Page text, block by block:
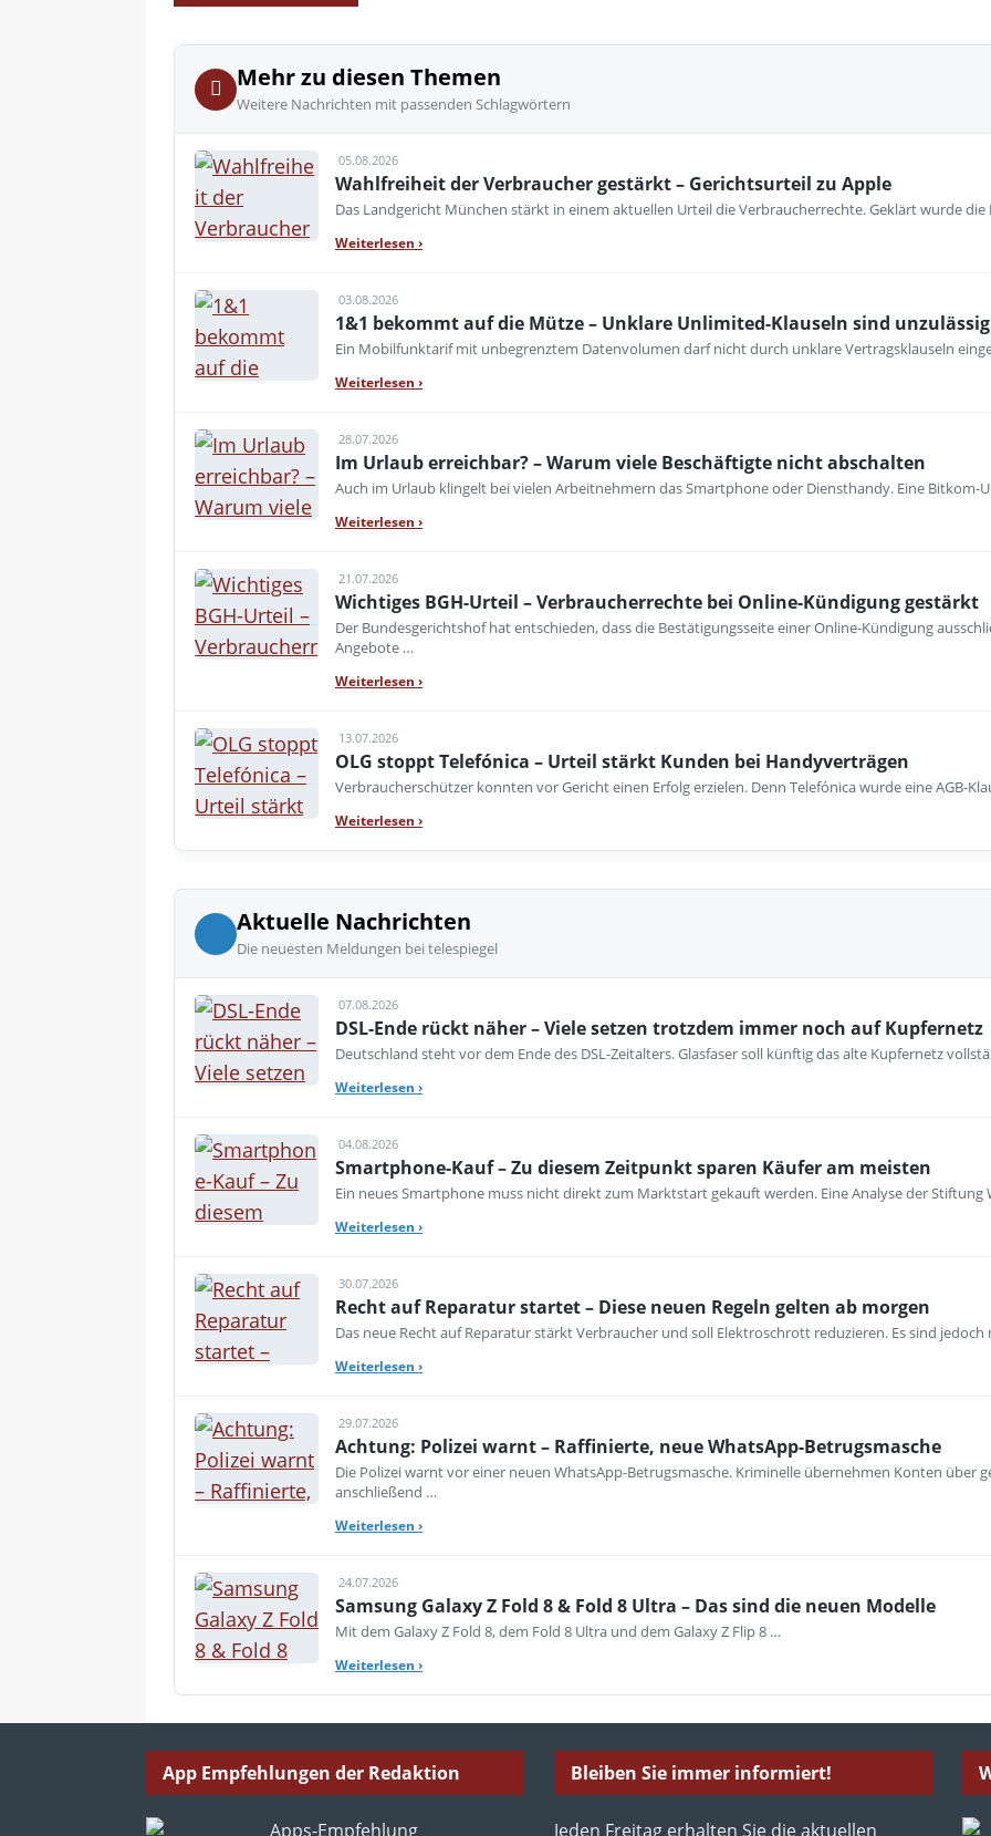
Mehr zu diesen Themen
Weitere Nachrichten mit passenden Schlagwörtern
05.08.2026
Wahlfreiheit der Verbraucher gestärkt – Gerichtsurteil zu Apple
Das Landgericht München stärkt in einem aktuellen Urteil die Verbraucherrechte. Geklärt wurde die
Weiterlesen ›
03.08.2026
1&1 bekommt auf die Mütze – Unklare Unlimited-Klauseln sind unzulässig
Ein Mobilfunktarif mit unbegrenztem Datenvolumen darf nicht durch unklare Vertragsklauseln
Weiterlesen ›
28.07.2026
Im Urlaub erreichbar? – Warum viele Beschäftigte nicht abschalten
Auch im Urlaub klingelt bei vielen Arbeitnehmern das Smartphone oder Diensthandy. Eine Bitkom-
Weiterlesen ›
21.07.2026
Wichtiges BGH-Urteil – Verbraucherrechte bei Online-Kündigung gestärkt
Der Bundesgerichtshof hat entschieden, dass die Bestätigungsseite einer Online-Kündigung
Angebote …
Weiterlesen ›
13.07.2026
OLG stoppt Telefónica – Urteil stärkt Kunden bei Handyverträgen
Verbraucherschützer konnten vor Gericht einen Erfolg erzielen. Denn Telefónica wurde eine AGB-
Weiterlesen ›
Aktuelle Nachrichten
Die neuesten Meldungen bei telespiegel
07.08.2026
DSL-Ende rückt näher – Viele setzen trotzdem immer noch auf Kupfernetz
Deutschland steht vor dem Ende des DSL-Zeitalters. Glasfaser soll künftig das alte Kupfernetz
Weiterlesen ›
04.08.2026
Smartphone-Kauf – Zu diesem Zeitpunkt sparen Käufer am meisten
Ein neues Smartphone muss nicht direkt zum Marktstart gekauft werden. Eine Analyse der Stiftung
Weiterlesen ›
30.07.2026
Recht auf Reparatur startet – Diese neuen Regeln gelten ab morgen
Das neue Recht auf Reparatur stärkt Verbraucher und soll Elektroschrott reduzieren. Es sind
Weiterlesen ›
29.07.2026
Achtung: Polizei warnt – Raffinierte, neue WhatsApp-Betrugsmasche
Die Polizei warnt vor einer neuen WhatsApp-Betrugsmasche. Kriminelle übernehmen Konten über
anschließend …
Weiterlesen ›
24.07.2026
Samsung Galaxy Z Fold 8 & Fold 8 Ultra – Das sind die neuen Modelle
Mit dem Galaxy Z Fold 8, dem Fold 8 Ultra und dem Galaxy Z Flip 8 …
Weiterlesen ›
App Empfehlungen der Redaktion Bleiben Sie immer informiert!
Jeden Freitag erhalten Sie die aktuellen